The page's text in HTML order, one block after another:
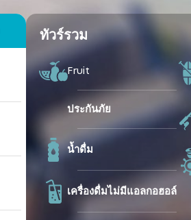
ทัวร์รวม
Fruit
ประกันภัย
น้ำดื่ม
เครื่องดื่มไม่มีแอลกอฮอล์